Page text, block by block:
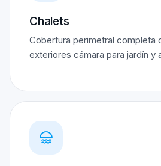
Chalets
Cobertura perimetral completa
exteriores cámara para jardín y